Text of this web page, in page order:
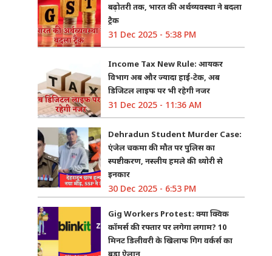
बढ़ोतरी तक, भारत की अर्थव्यवस्था ने बदला
ट्रैक
31 Dec 2025 - 5:38 PM
Income Tax New Rule: आयकर
विभाग अब और ज्यादा हाई-टेक, अब
डिजिटल लाइफ पर भी रहेगी नजर
31 Dec 2025 - 11:36 AM
Dehradun Student Murder Case:
एंजेल चकमा की मौत पर पुलिस का
स्पष्टीकरण, नस्लीय हमले की थ्योरी से
इनकार
30 Dec 2025 - 6:53 PM
Gig Workers Protest: क्या क्विक
कॉमर्स की रफ्तार पर लगेगा लगाम? 10
मिनट डिलीवरी के खिलाफ गिग वर्कर्स का
बड़ा ऐलान